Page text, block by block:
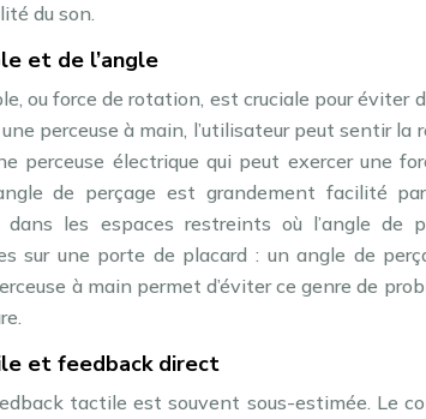
du son.
et de l’angle
ou force de rotation, est cruciale pour éviter
perceuse à main, l’utilisateur peut sentir la
perceuse électrique qui peut exercer une
de perçage est grandement facilité
dans les espaces restreints où l’angle de
sur une porte de placard : un angle de
à main permet d’éviter ce genre de
et feedback direct
tactile est souvent sous-estimée. Le